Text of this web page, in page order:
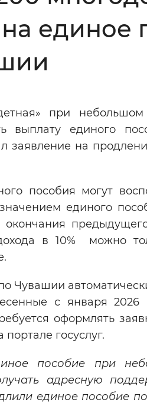
Воспроизвести
настройки
на
при
выплату единого
заявление на
пособия могут
единого
окончания
в 10% можно
Чувашии
с января
оформлять
госуслуг.
пособие при
адресную
единое пособие